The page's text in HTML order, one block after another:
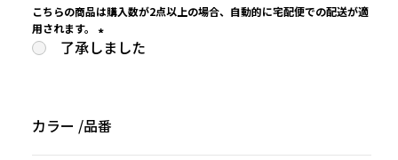
こちらの商品は購入数が2点以上の場合、自動的に宅配便での配送が適
用されます。
(
了承しました
カラー 品番